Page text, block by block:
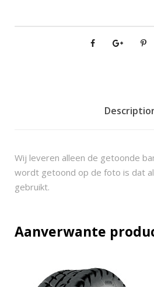
q
Wij leveren alleen de getoonde
wordt getoond op de foto is dat
gebruikt.
Aanverwante